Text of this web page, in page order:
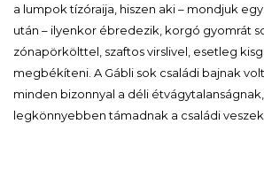
a lumpok tízóraija, hiszen aki – mondjuk
után – ilyenkor ébredezik, korgó gyomrát
zónapörkölttel, szaftos virslivel, esetleg
megbékíteni. A Gábli sok családi bajnak
minden bizonnyal a déli
legkönnyebben támadnak a családi